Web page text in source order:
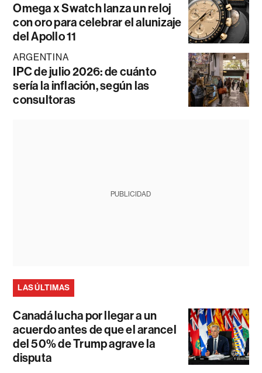
Omega x Swatch lanza un reloj
con oro para celebrar el alunizaje
del Apollo 11
ARGENTINA
IPC de julio 2026: de cuánto
sería la inflación, según las
consultoras
PUBLICIDAD
LAS ÚLTIMAS
Canadá lucha por llegar a un
acuerdo antes de que el arancel
del 50% de Trump agrave la
disputa